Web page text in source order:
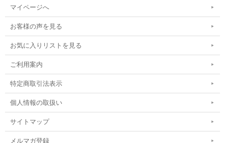
マイページへ
お客様の声を見る
お気に入りリストを見る
ご利用案内
特定商取引法表示
個人情報の取扱い
サイトマップ
メルマガ登録